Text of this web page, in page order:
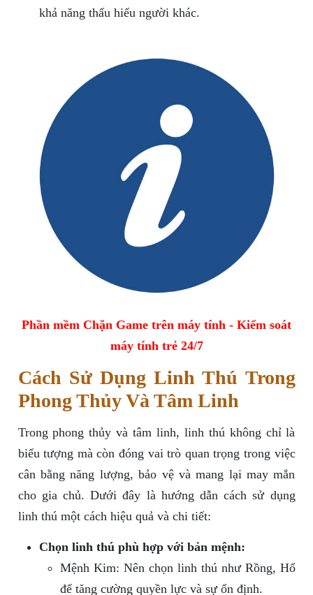
khả năng thấu hiểu người khác.
Phần mềm Chặn Game trên máy tính - Kiểm soát
máy tính trẻ 24/7
Cách Sử Dụng Linh Thú Trong
Phong Thủy Và Tâm Linh
Trong phong thủy và tâm linh, linh thú không chỉ là
biểu tượng mà còn đóng vai trò quan trọng trong việc
cân bằng năng lượng, bảo vệ và mang lại may mắn
cho gia chủ. Dưới đây là hướng dẫn cách sử dụng
linh thú một cách hiệu quả và chi tiết:
Chọn linh thú phù hợp với bản mệnh:
Mệnh Kim: Nên chọn linh thú như Rồng, Hổ
để tăng cường quyền lực và sự ổn định.